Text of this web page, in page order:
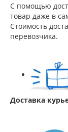
С помощью
товар даже в
Стоимость
перевозчика.
Доставка